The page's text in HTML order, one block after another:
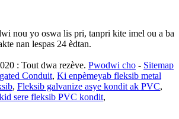
nou yo oswa lis pri, tanpri kite imel ou a ba
nan lespas 24 èdtan.
: Tout dwa rezève. Pwodwi cho - Sitemap
Conduit, Ki enpèmeyab fleksib metal
, Fleksib galvanize asye kondit ak PVC,
sere fleksib PVC kondit,